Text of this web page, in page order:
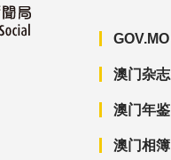
GOV.MO
澳门杂志
澳门年鉴
澳门相簿